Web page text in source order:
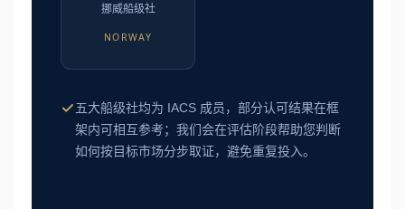
挪威船级社
NORWAY
五大船级社均为 IACS 成员，部分认可结果在框
架内可相互参考；我们会在评估阶段帮助您判断
如何按目标市场分步取证，避免重复投入。